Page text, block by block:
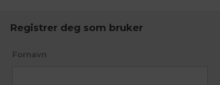
Registrer deg som bruker
Fornavn